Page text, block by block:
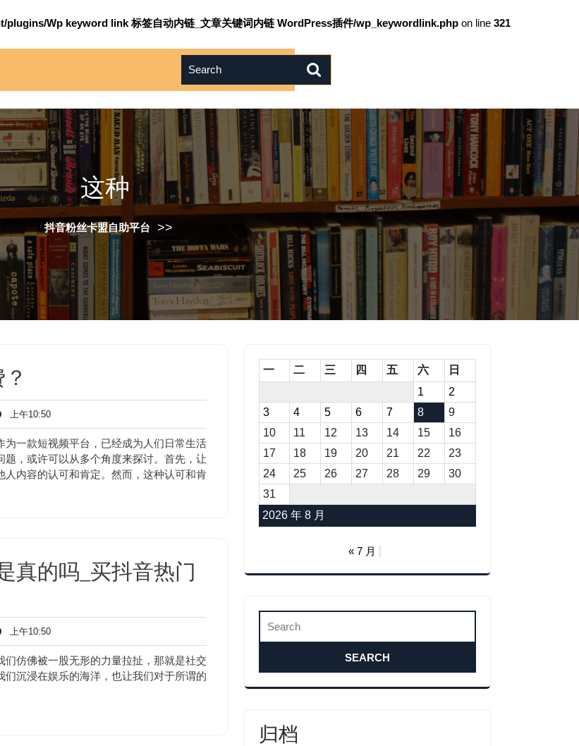
Wp keyword link 标签自动内链_文章关键词内链 WordPress插件/wp_keywordlink.php on line 321
这种
抖音粉丝卡盟自助平台 >>
上午10:50上
午
10:50
一款短视频平台，已经成为人们日常生活
，或许可以从多个角度来探讨。首先，让
内容的认可和肯定。然而，这种认可和肯
真的吗_买抖音热门
上午10:50上
午
10:50
仿佛被一股无形的力量拉扯，那就是社交
沉浸在娱乐的海洋，也让我们对于所谓的
2026 年 8 月
一 二 三 四 五 六
日
1
2
3
4 5 6 7 8
9
10
11 12 13 14 15
16
17
18 19 20 21 22
23
24
25 26 27 28 29
30
31
« 7 月
归档